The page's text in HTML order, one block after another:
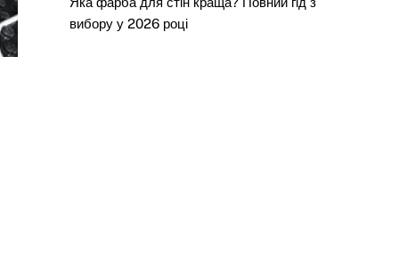
вибору у 2026 році